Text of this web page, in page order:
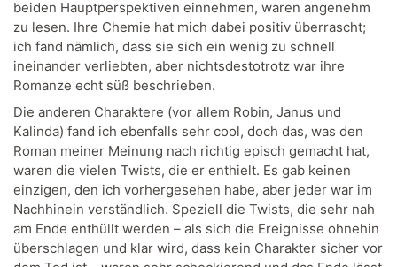
beiden Hauptperspektiven einnehmen, waren angenehm
zu lesen. Ihre Chemie hat mich dabei positiv überrascht;
ich fand nämlich, dass sie sich ein wenig zu schnell
ineinander verliebten, aber nichtsdestotrotz war ihre
Romanze echt süß beschrieben.
Die anderen Charaktere (vor allem Robin, Janus und
Kalinda) fand ich ebenfalls sehr cool, doch das, was den
Roman meiner Meinung nach richtig episch gemacht hat,
waren die vielen Twists, die er enthielt. Es gab keinen
einzigen, den ich vorhergesehen habe, aber jeder war im
Nachhinein verständlich. Speziell die Twists, die sehr nah
am Ende enthüllt werden – als sich die Ereignisse ohnehin
überschlagen und klar wird, dass kein Charakter sicher vor